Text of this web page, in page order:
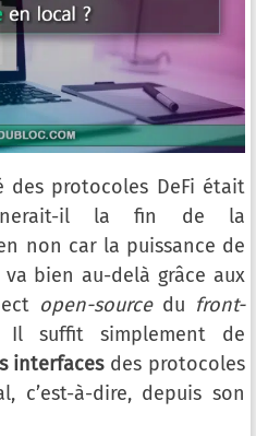
protocoles DeFi était
il la fin de la
non car la puissance de
bien au-delà grâce aux
open-sourcedu front-
suffit simplement de
interfacesdes protocoles
c’est-à-dire, depuis son